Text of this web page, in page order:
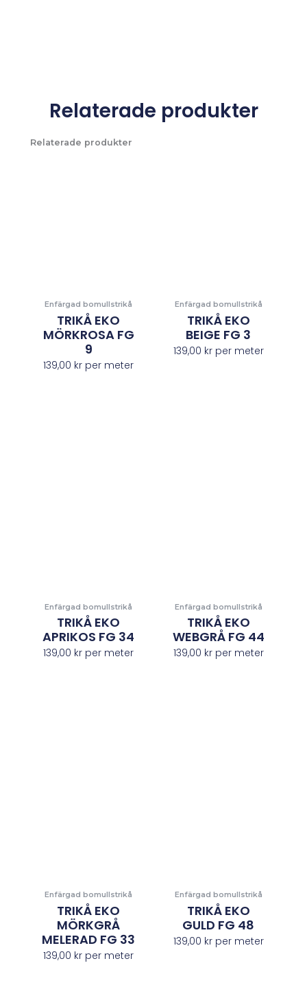
Relaterade produkter
Relaterade produkter
Enfärgad bomullstrikå
TRIKÅ EKO
MÖRKROSA FG
9
139,00 kr per meter
Enfärgad bomullstrikå
TRIKÅ EKO
BEIGE FG 3
139,00 krper meter
Enfärgad bomullstrikå
TRIKÅ EKO
APRIKOS FG 34
139,00 kr per meter
Enfärgad bomullstrikå
TRIKÅ EKO
WEBGRÅ FG 44
139,00 krper meter
Enfärgad bomullstrikå
TRIKÅ EKO
MÖRKGRÅ
MELERAD FG 33
139,00 kr per meter
Enfärgad bomullstrikå
TRIKÅ EKO
GULD FG 48
139,00 krper meter